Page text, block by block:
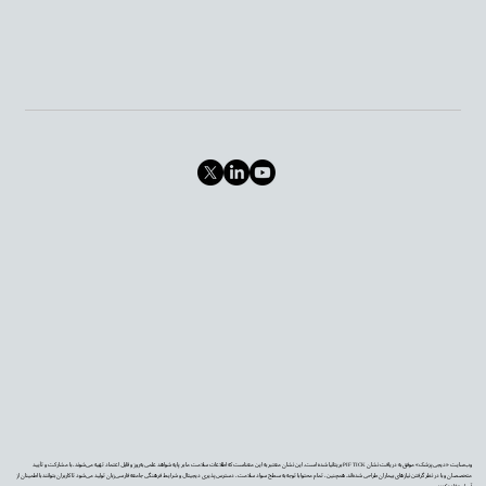
وب‌سایت «دیجی‌پزشک» موفق به دریافت نشان PIF TICK بریتانیا شده است. این نشان معتبر به این معناست که اطلاعات سلامت ما بر پایه شواهد علمی به‌روز و قابل اعتماد تهیه می‌شوند، با مشارکت و تأیید
متخصصان و با در نظر گرفتن نیازهای بیماران طراحی شده‌اند. همچنین، تمام محتوا با توجه به سطح سواد سلامت، دسترس‌پذیری دیجیتال و شرایط فرهنگی جامعه فارسی‌زبان تولید می‌شود تا کاربران بتوانند با اطمینان از